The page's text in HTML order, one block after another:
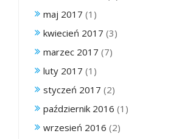
maj 2017 (1)
kwiecień 2017 (3)
marzec 2017 (7)
luty 2017 (1)
styczeń 2017 (2)
październik 2016 (1)
wrzesień 2016 (2)